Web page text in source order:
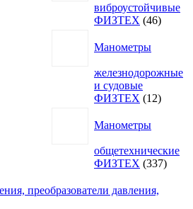
виброустойчивые
ФИЗТЕХ 4646
Манометры
железнодорожные
и судовые
ФИЗТЕХ
1212
Манометры
общетехнические
ФИЗТЕХ 337337
преобразователи давления,